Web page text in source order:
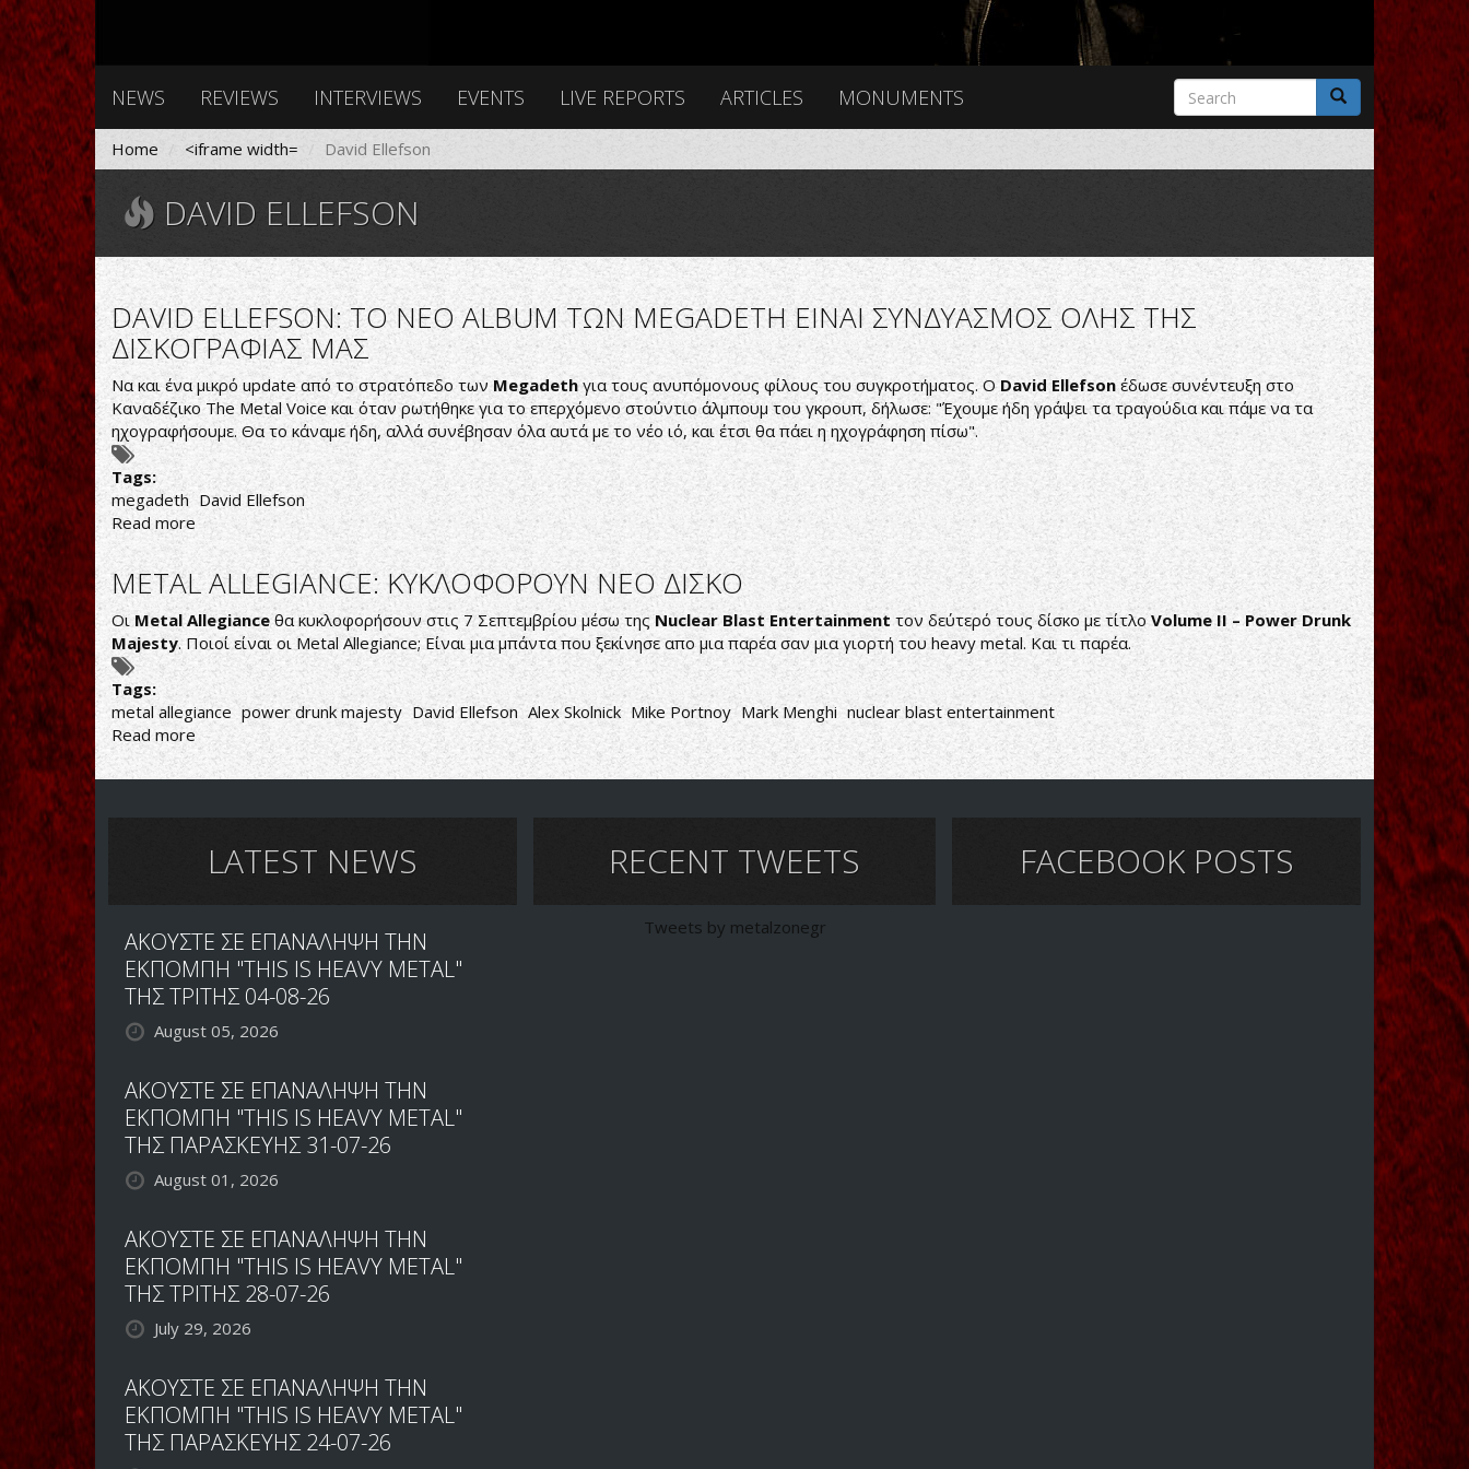
NEWS REVIEWS INTERVIEWS EVENTS LIVE REPORTS ARTICLES MONUMENTS
Search
form
Search
Home <iframe width= David Ellefson
DAVID ELLEFSON
DAVID ELLEFSON: TO NEO ALBUM ΤΩΝ ΜΕGADETH EINAI ΣΥΝΔΥΑΣΜΟΣ ΟΛΗΣ ΤΗΣ
ΔΙΣΚΟΓΡΑΦΙΑΣ ΜΑΣ
Να και ένα μικρό update από το στρατόπεδο των Megadeth για τους ανυπόμονους φίλους του συγκροτήματος. ΟDavid Ellefson έδωσε συνέντευξη στο
Καναδέζικο The Metal Voice και όταν ρωτήθηκε για το επερχόμενο στούντιο άλμπουμ του γκρουπ, δήλωσε: "Έχουμε ήδη γράψει τα τραγούδια και πάμε να τα
ηχογραφήσουμε. Θα το κάναμε ήδη, αλλά συνέβησαν όλα αυτά με το νέο ιό, και έτσι θα πάει η ηχογράφηση πίσω".
Tags:
megadeth David Ellefson
Read more about
DAVID
ELLEFSON:
TO
NEO
ALBUM
ΤΩΝ
ΜΕGADETH
EINAI
ΣΥΝΔΥΑΣΜΟΣ
ΟΛΗΣ
ΤΗΣ
ΜΑΣ
METAL ALLEGIANCE: ΚΥΚΛΟΦΟΡΟΥΝ ΝΕΟ ΔΙΣΚΟ
ΟιMetal Allegianceθα κυκλοφορήσουν στις 7 Σεπτεμβρίου μέσω τηςNuclear Blast Entertainmentτον δεύτερό τους δίσκο με τίτλοVolume II – Power Drunk
Majesty. Ποιοί είναι οι Metal Allegiance; Είναι μια μπάντα που ξεκίνησε απο μια παρέα σαν μια γιορτή του heavy metal. Και τι παρέα.
Tags:
metal allegiance power drunk majesty David Ellefson Alex Skolnick Mike Portnoy Mark Menghi nuclear blast entertainment
Read more about
METAL
ALLEGIANCE:
ΔΙΣΚΟ
LATEST NEWS
ΑΚΟΥΣΤΕ ΣΕ ΕΠΑΝΑΛΗΨΗ ΤΗΝ
ΕΚΠΟΜΠΗ "THIS IS HEAVY METAL"
ΤΗΣ ΤΡΙΤΗΣ 04-08-26
August 05, 2026
ΑΚΟΥΣΤΕ ΣΕ ΕΠΑΝΑΛΗΨΗ ΤΗΝ
ΕΚΠΟΜΠΗ "THIS IS HEAVY METAL"
ΤΗΣ ΠΑΡΑΣΚΕΥΗΣ 31-07-26
August 01, 2026
ΑΚΟΥΣΤΕ ΣΕ ΕΠΑΝΑΛΗΨΗ ΤΗΝ
ΕΚΠΟΜΠΗ "THIS IS HEAVY METAL"
ΤΗΣ ΤΡΙΤΗΣ 28-07-26
July 29, 2026
ΑΚΟΥΣΤΕ ΣΕ ΕΠΑΝΑΛΗΨΗ ΤΗΝ
ΕΚΠΟΜΠΗ "THIS IS HEAVY METAL"
ΤΗΣ ΠΑΡΑΣΚΕΥΗΣ 24-07-26
RECENT TWEETS
Tweets by metalzonegr
FACEBOOK POSTS